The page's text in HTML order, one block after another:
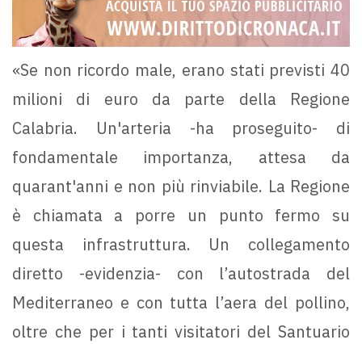
«Se non ricordo male, erano stati previsti 40
milioni di euro da parte della Regione
Calabria. Un'arteria -ha proseguito- di
fondamentale importanza, attesa da
quarant'anni e non più rinviabile. La Regione
è chiamata a porre un punto fermo su
questa infrastruttura. Un collegamento
diretto -evidenzia- con l’autostrada del
Mediterraneo e con tutta l’aera del pollino,
oltre che per i tanti visitatori del Santuario